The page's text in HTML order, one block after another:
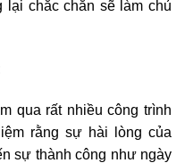
lại chắc chắn sẽ làm chủ
qua rất nhiều công trình
rằng sự hài lòng của
sự thành công như ngày